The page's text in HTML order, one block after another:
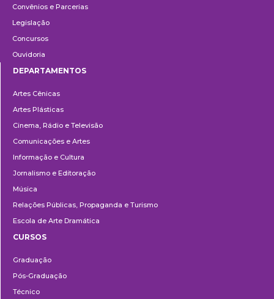
Convênios e Parcerias
Legislação
Concursos
Ouvidoria
DEPARTAMENTOS
Artes Cênicas
Artes Plásticas
Cinema, Rádio e Televisão
Comunicações e Artes
Informação e Cultura
Jornalismo e Editoração
Música
Relações Públicas, Propaganda e Turismo
Escola de Arte Dramática
CURSOS
Graduação
Pós-Graduação
Técnico